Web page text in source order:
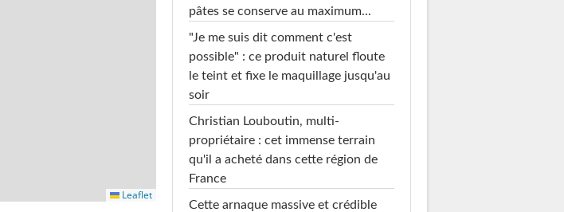
Leaflet
pâtes se conserve au maximum...
"Je me suis dit comment c'est
possible" : ce produit naturel floute
le teint et fixe le maquillage jusqu'au
soir
Christian Louboutin, multi-
propriétaire : cet immense terrain
qu'il a acheté dans cette région de
France
Cette arnaque massive et crédible